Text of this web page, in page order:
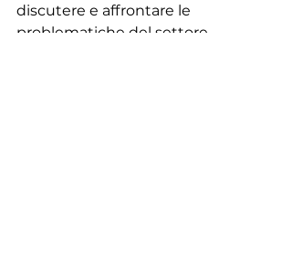
discutere e affrontare le
problematiche del settore